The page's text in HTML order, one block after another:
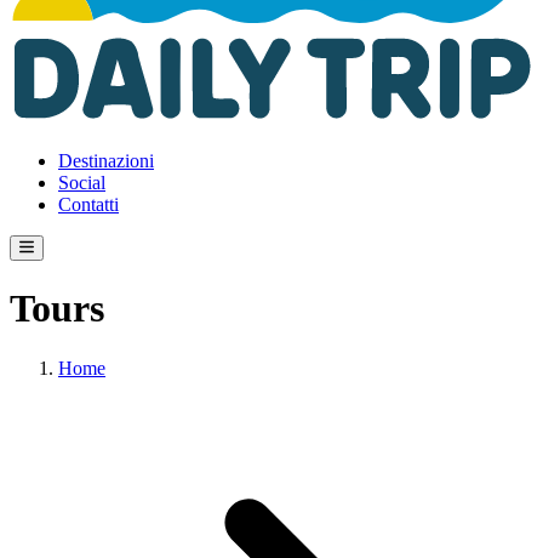
Destinazioni
Social
Contatti
Tours
Home